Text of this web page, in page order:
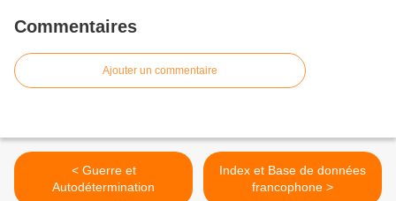
Commentaires
Ajouter un commentaire
< Guerre et
Autodétermination
Index et Base de données
francophone >